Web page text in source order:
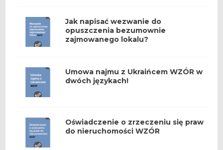
Jak napisać wezwanie do
opuszczenia bezumownie
zajmowanego lokalu?
Umowa najmu z Ukraińcem WZÓR w
dwóch językach!
Oświadczenie o zrzeczeniu się praw
do nieruchomości WZÓR